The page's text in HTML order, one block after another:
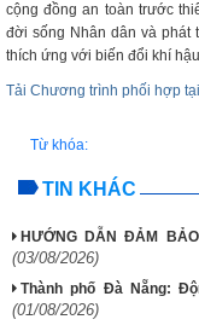
cộng đồng an toàn trước
đời sống Nhân dân và phát
thích ứng với biến đổi khí
Tải Chương trình phối hợp
Từ khóa:
TIN KHÁC
HƯỚNG DẪN ĐẢM
(03/08/2026)
Thành phố Đà Nẵng:
(01/08/2026)